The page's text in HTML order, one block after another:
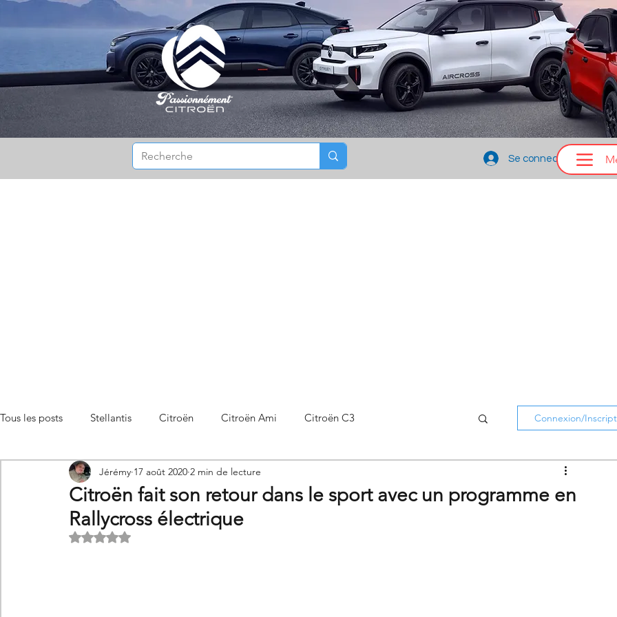
Se connecter
Tous les posts Stellantis Citroën Citroën Ami Citroën C3
Citroën C3 Aircross Citroën C4 Citroën C4 X
Citroën C5 X Citroën Berlingo Citroën Basalt
Connexion/
Citroën fait son retour dans le sport avec un programme en
Rallycross électrique
Jérémy 17 août 2020 2 min de lecture
Noté NaN étoiles sur 5.